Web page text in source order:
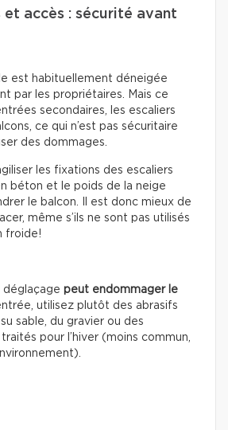
et accès : sécurité avant
est habituellement déneigée
par les propriétaires. Mais ce
secondaires, les escaliers
ce qui n’est pas sécuritaire
des dommages.
les fixations des escaliers
béton et le poids de la neige
le balcon. Il est donc mieux de
même s’ils ne sont pas utilisés
froide!
déglaçage peut endommager le
utilisez plutôt des abrasifs
sable, du gravier ou des
pour l’hiver (moins commun,